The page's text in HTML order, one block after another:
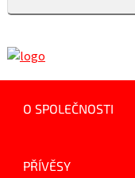
O SPOLEČNOSTI
PŘÍVĚSY